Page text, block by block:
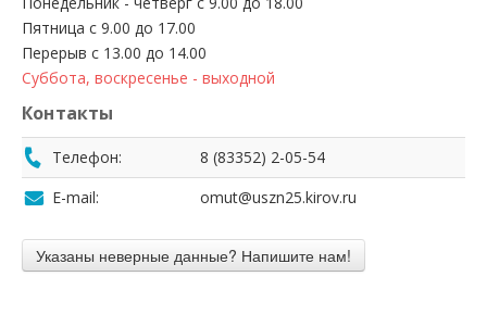
Пятница с 9.00 до 17.00
Перерыв с 13.00 до 14.00
Суббота, воскресенье - выходной
Контакты
Телефон:
8 (83352) 2-05-54
E-mail:
omut@uszn25.kirov.ru